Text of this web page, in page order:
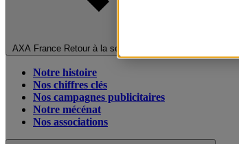
AXA France Retour à la section précédente
Notre histoire
Nos chiffres clés
Nos campagnes publicitaires
Notre mécénat
Nos associations